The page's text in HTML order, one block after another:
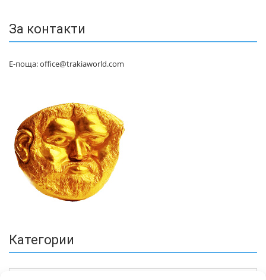
За контакти
Е-поща: office@trakiaworld.com
Категории